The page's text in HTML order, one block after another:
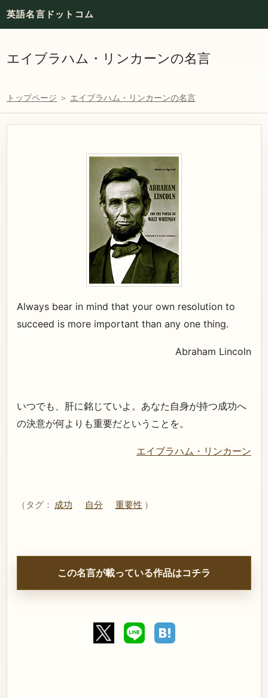
英語名言ドットコム
エイブラハム・リンカーンの名言
トップページ ＞ エイブラハム・リンカーンの名言
Always bear in mind that your own resolution to
succeed is more important than any one thing.
Abraham Lincoln
いつでも、肝に銘じていよ。あなた自身が持つ成功へ
の決意が何よりも重要だということを。
エイブラハム・リンカーン
（タグ： 成功 自分 重要性 ）
この名言が載っている作品はコチラ